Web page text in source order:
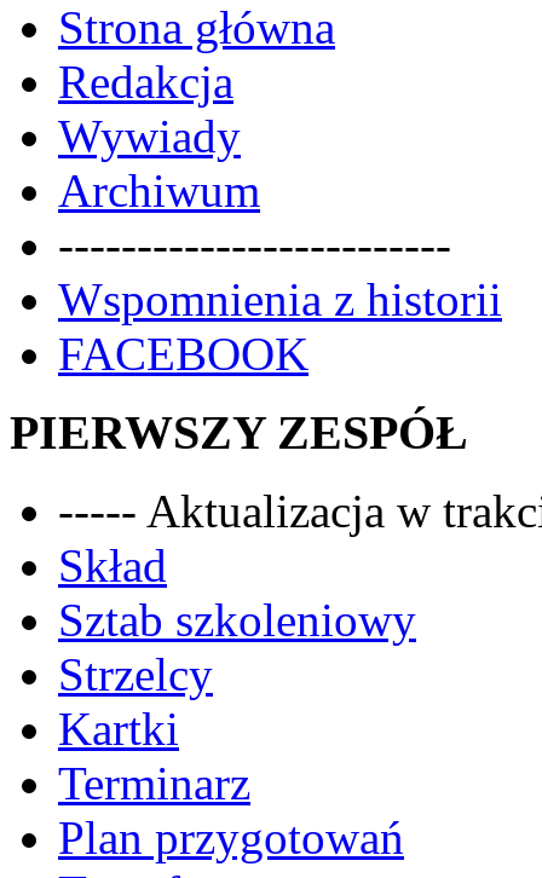
Strona główna
Redakcja
Wywiady
Archiwum
-------------------------
Wspomnienia z historii
FACEBOOK
PIERWSZY ZESPÓŁ
----- Aktualizacja w
Skład
Sztab szkoleniowy
Strzelcy
Kartki
Terminarz
Plan przygotowań